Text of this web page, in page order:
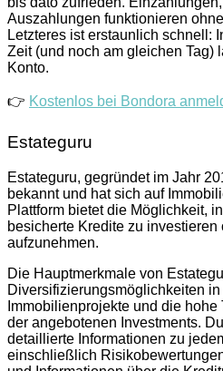
Auszahlungen funktionieren
Letzteres ist erstaunlich schnell:
Zeit (und noch am gleichen Tag)
Konto.
👉 Kostenlos bei Bondora
Estateguru
Estateguru, gegründet im Jahr
bekannt und hat sich auf
Plattform bietet die Möglichkeit,
besicherte Kredite zu
aufzunehmen.
Die Hauptmerkmale von
Diversifizierungsmöglichkeiten
Immobilienprojekte und die
der angebotenen Investments.
detaillierte Informationen zu
einschließlich